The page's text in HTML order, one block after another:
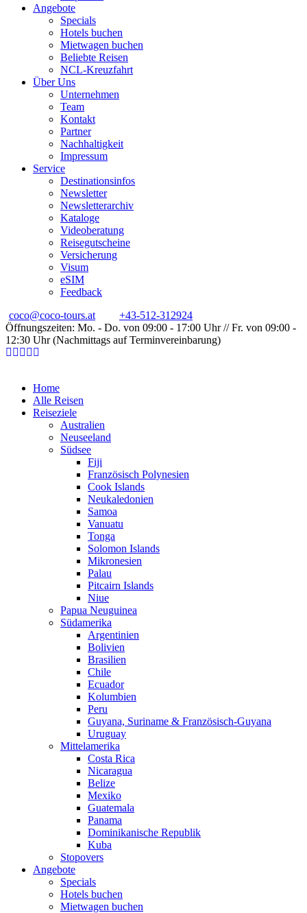
Angebote
Specials
Hotels buchen
Mietwagen buchen
Beliebte Reisen
NCL-Kreuzfahrt
Über Uns
Unternehmen
Team
Kontakt
Partner
Nachhaltigkeit
Impressum
Service
Destinationsinfos
Newsletter
Newsletterarchiv
Kataloge
Videoberatung
Reisegutscheine
Versicherung
Visum
eSIM
Feedback
coco@coco-tours.at
+43-512-312924
Öffnungszeiten: Mo. - Do. von 09:00 - 17:00 Uhr // Fr. von 09:00 -
12:30 Uhr (Nachmittags auf Terminvereinbarung)
Home
Alle Reisen
Reiseziele
Australien
Neuseeland
Südsee
Fiji
Französisch Polynesien
Cook Islands
Neukaledonien
Samoa
Vanuatu
Tonga
Solomon Islands
Mikronesien
Palau
Pitcairn Islands
Niue
Papua Neuguinea
Südamerika
Argentinien
Bolivien
Brasilien
Chile
Ecuador
Kolumbien
Peru
Guyana, Suriname & Französisch-Guyana
Uruguay
Mittelamerika
Costa Rica
Nicaragua
Belize
Mexiko
Guatemala
Panama
Dominikanische Republik
Kuba
Stopovers
Angebote
Specials
Hotels buchen
Mietwagen buchen